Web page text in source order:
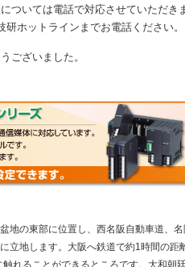
ついては電話で対応させていただき
ホットラインまでお電話ください。
ございました。
地の東部に位置し、西名阪自動車道、
立地します。大阪へ鉄道で約1時間の距
れることができるところです。大和朝